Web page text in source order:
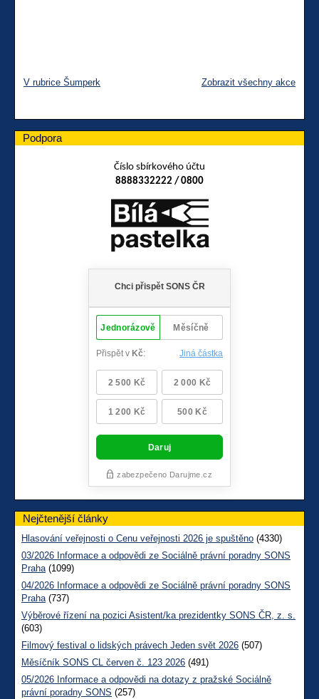
V rubrice Šumperk Zobrazit všechny akce
Podpora
Číslo sbírkového účtu
8888332222 / 0800
Nejčtenější články
Hlasování veřejnosti o Cenu veřejnosti 2026 je spuštěno (4330)
03/2026 Informace a odpovědi ze Sociálně právní poradny SONS
Praha(1099)
04/2026 Informace a odpovědi ze Sociálně právní poradny SONS
Praha(737)
Výběrové řízení na pozici Asistent/ka prezidentky SONS ČR, z. s.
(603)
Filmový festival o lidských právech Jeden svět 2026 (507)
Měsíčník SONS CL červen č. 123 2026 (491)
05/2026 Informace a odpovědi na dotazy z pražské Sociálně
právní poradny SONS (257)